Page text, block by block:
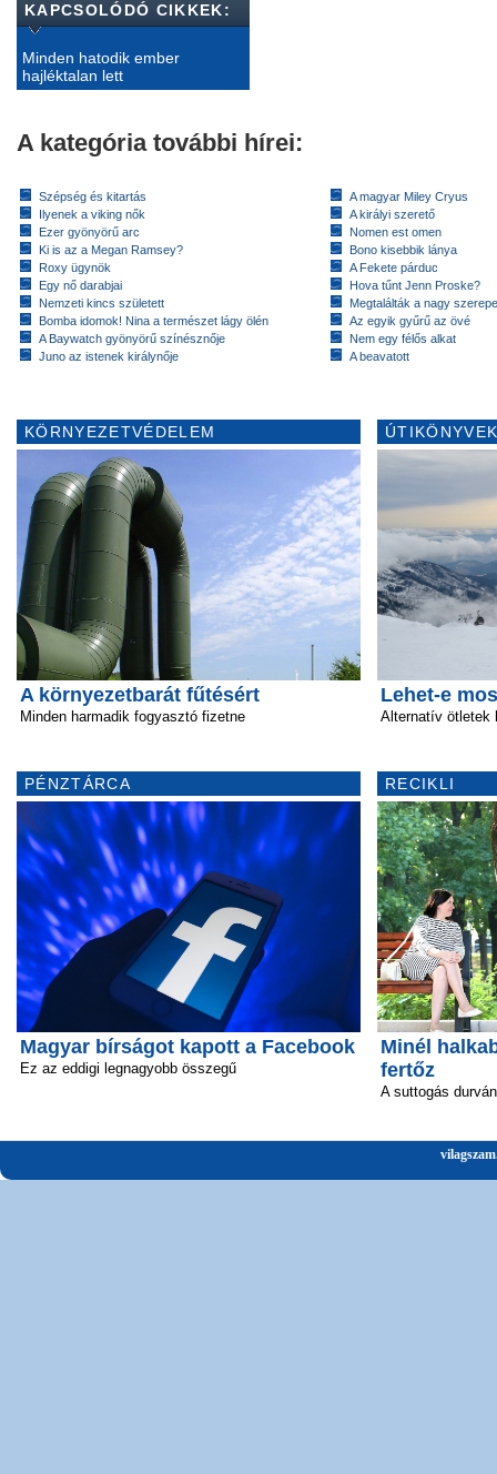
KAPCSOLÓDÓ CIKKEK:
Minden hatodik ember
hajléktalan lett
A kategória további hírei:
Szépség és kitartás
Ilyenek a viking nők
Ezer gyönyörű arc
Ki is az a Megan Ramsey?
Roxy ügynök
Egy nő darabjai
Nemzeti kincs született
Bomba idomok! Nina a természet lágy ölén
A Baywatch gyönyörű színésznője
Juno az istenek királynője
A magyar Miley Cryus
A királyi szerető
Nomen est omen
Bono kisebbik lánya
A Fekete párduc
Hova tűnt Jenn Proske?
Megtalálták a nagy
Az egyik gyűrű az övé
Nem egy félős alkat
A beavatott
KÖRNYEZETVÉDELEM
A környezetbarát fűtésért
Minden harmadik fogyasztó fizetne
PÉNZTÁRCA
Magyar bírságot kapott a Facebook
Ez az eddigi legnagyobb összegű
Lehet-e
Alternatív ötletek
RECIKLI
Minél
fertőz
A suttogás